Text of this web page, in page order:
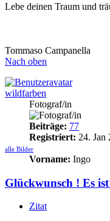
Lebe deinen Traum und
Tommaso Campanella
Nach oben
wildfarben
Fotograf/in
Beiträge: 77
Registriert: 24. Jan
alle Bilder
Vorname: Ingo
Glückwunsch ! Es
Zitat